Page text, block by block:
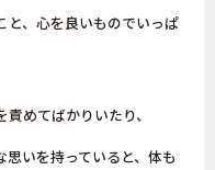
と、心を良いものでいっぱ
めてばかりいたり、
いを持っていると、体も